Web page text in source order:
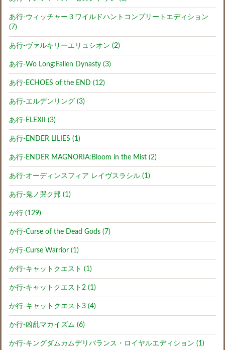
あ行-ウィッチャー３ワイルドハントコンプリートエディション
(7)
あ行-ヴァルキリーエリュシオン (2)
あ行-Wo Long:Fallen Dynasty (3)
あ行-ECHOES of the END (12)
あ行-エルデンリング (3)
あ行-ELEXII (3)
あ行-ENDER LILIES (1)
あ行-ENDER MAGNORIA:Bloom in the Mist (2)
あ行-オーディンスフィア レイヴスラシル (1)
あ行-鬼ノ哭ク邦 (1)
か行 (129)
か行-Curse of the Dead Gods (7)
か行-Curse Warrior (1)
か行-キャットクエスト (1)
か行-キャットクエスト2 (1)
か行-キャットクエスト3 (4)
か行-凶乱マカイズム (6)
か行-キングダムカムデリバランス・ロイヤルエディション (1)